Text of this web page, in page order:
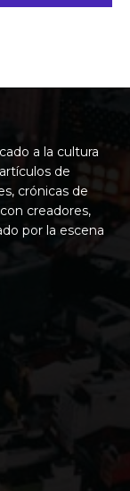
a la cultura
de
crónicas de
creadores,
por la escena